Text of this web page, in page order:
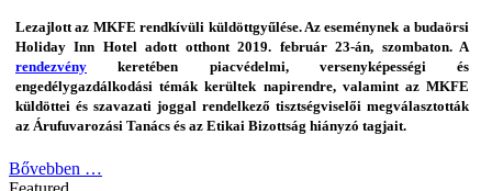
Lezajlott az MKFE rendkívüli küldöttgyűlése. Az eseménynek a budaörsi
Holiday Inn Hotel adott otthont 2019. február 23-án, szombaton. A
rendezvény keretében piacvédelmi, versenyképességi és
engedélygazdálkodási témák kerültek napirendre, valamint az MKFE
küldöttei és szavazati joggal rendelkező tisztségviselői megválasztották
az Árufuvarozási Tanács és az Etikai Bizottság hiányzó tagjait.
Bővebben …